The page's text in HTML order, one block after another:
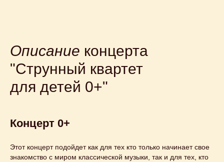
Описание концерта
"Струнный квартет
для детей 0+"
Концерт 0+
Этот концерт подойдет как для тех кто только начинает свое
знакомство с миром классической музыки, так и для тех, кто